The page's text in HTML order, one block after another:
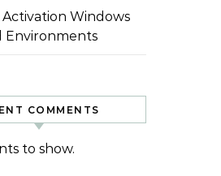
Windows
Environments
COMMENTS
to show.